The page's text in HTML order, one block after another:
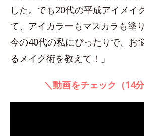
した。でも20代の平成アイメイ
て、アイカラーもマスカラも塗
今の40代の私にぴったりで、お
るメイク術を教えて！」
＼動画をチェック（14